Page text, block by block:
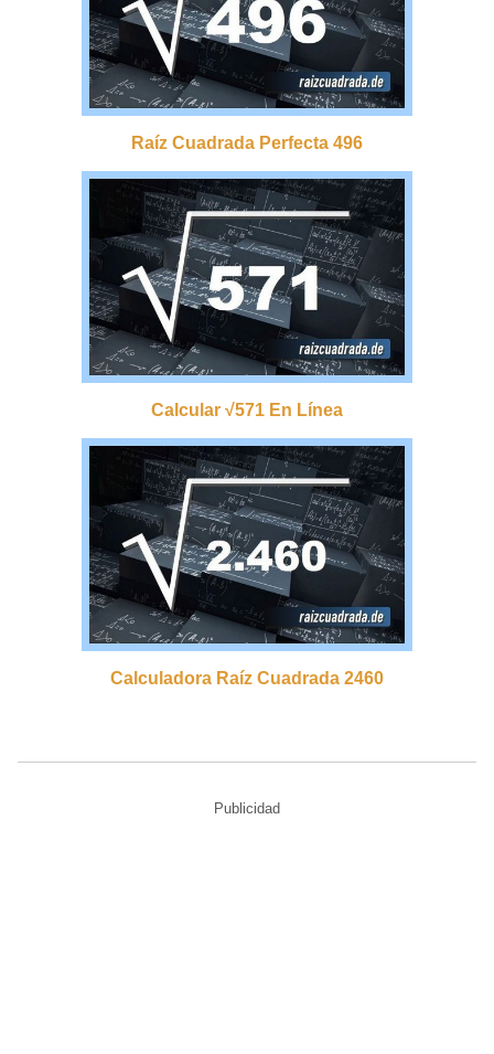
Raíz Cuadrada Perfecta 496
Calcular √571 En Línea
Calculadora Raíz Cuadrada 2460
Publicidad